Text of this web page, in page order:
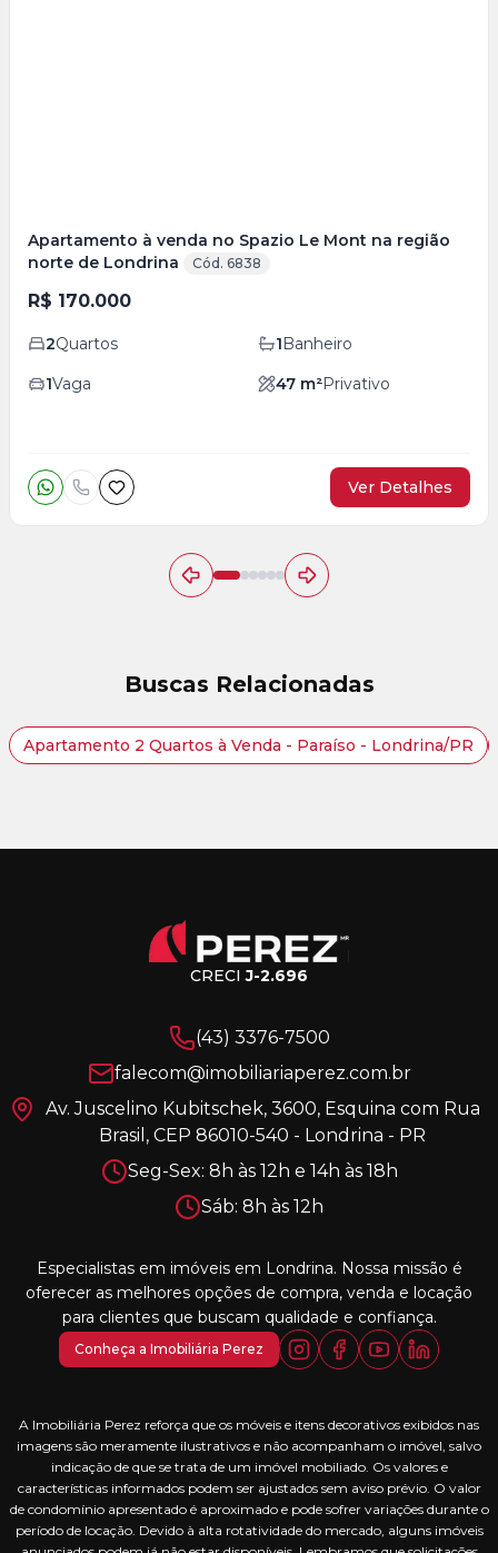
Apartamento à venda no Spazio Le Mont na região
norte de Londrina
Cód. 6838
R$ 170.000
2Quartos 1Banheiro
1Vaga 47 m²Privativo
Ver Detalhes
Buscas Relacionadas
Apartamento 2 Quartos à Venda - Paraíso - Londrina/PR
CRECIJ-2.696
(43) 3376-7500
falecom@imobiliariaperez.com.br
Av. Juscelino Kubitschek, 3600, Esquina com Rua
Brasil, CEP 86010-540 - Londrina - PR
Seg-Sex: 8h às 12h e 14h às 18h
Sáb: 8h às 12h
Especialistas em imóveis em Londrina. Nossa missão é
oferecer as melhores opções de compra, venda e locação
para clientes que buscam qualidade e confiança.
Conheça a Imobiliária Perez
A Imobiliária Perez reforça que os móveis e itens decorativos exibidos nas
imagens são meramente ilustrativos e não acompanham o imóvel, salvo
indicação de que se trata de um imóvel mobiliado. Os valores e
características informados podem ser ajustados sem aviso prévio. O valor
de condomínio apresentado é aproximado e pode sofrer variações durante o
período de locação. Devido à alta rotatividade do mercado, alguns imóveis